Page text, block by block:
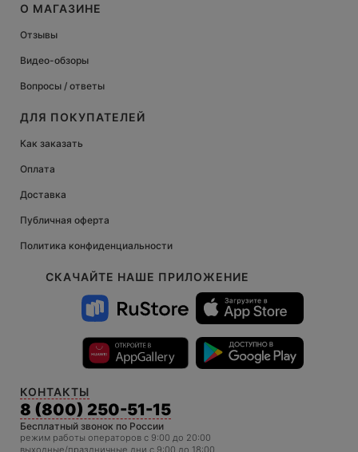
СКАЧАЙТЕ НАШЕ ПРИЛОЖЕНИЕ
КОНТАКТЫ
8 (800) 250-51-15
Бесплатный звонок по России
режим работы операторов c 9:00 до 20:00
выходные/праздничные дни с 9:00 до 18:00
О МАГАЗИНЕ
Отзывы
Видео-обзоры
Вопросы / ответы
ДЛЯ ПОКУПАТЕЛЕЙ
Как заказать
Оплата
Доставка
Публичная оферта
Политика конфиденциальности